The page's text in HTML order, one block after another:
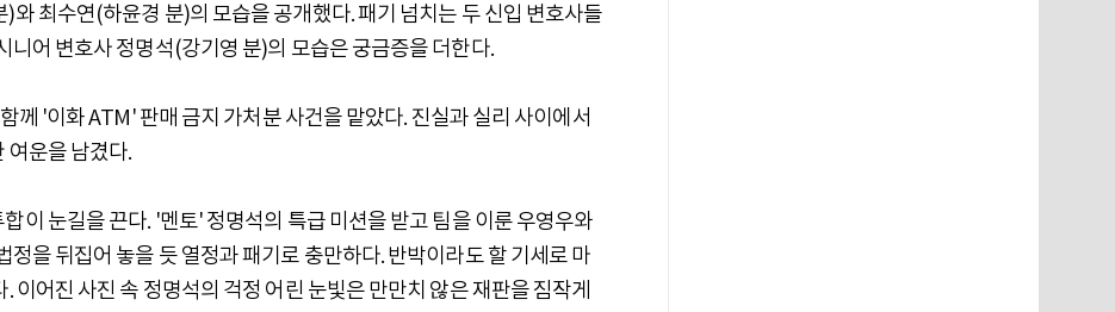
최수연(하윤경 분)의 모습을 공개했다. 패기 넘치는 두 신입 변호사들
니어 변호사 정명석(강기영 분)의 모습은 궁금증을 더한다.
께 '이화 ATM' 판매 금지 가처분 사건을 맡았다. 진실과 실리 사이에서
여운을 남겼다.
이 눈길을 끈다. '멘토' 정명석의 특급 미션을 받고 팀을 이룬 우영우와
을 뒤집어 놓을 듯 열정과 패기로 충만하다. 반박이라도 할 기세로 마
이어진 사진 속 정명석의 걱정 어린 눈빛은 만만치 않은 재판을 짐작게